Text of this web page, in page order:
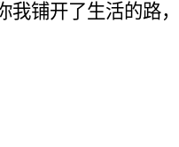
我铺开了生活的路